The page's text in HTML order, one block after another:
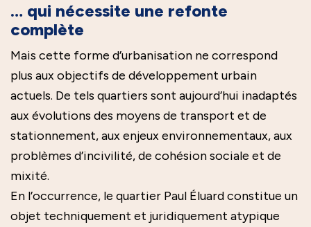
… qui nécessite une refonte
complète
Mais cette forme d’urbanisation ne correspond
plus aux objectifs de développement urbain
actuels. De tels quartiers sont aujourd’hui inadaptés
aux évolutions des moyens de transport et de
stationnement, aux enjeux environnementaux, aux
problèmes d’incivilité, de cohésion sociale et de
mixité.
En l’occurrence, le quartier Paul Éluard constitue un
objet techniquement et juridiquement atypique